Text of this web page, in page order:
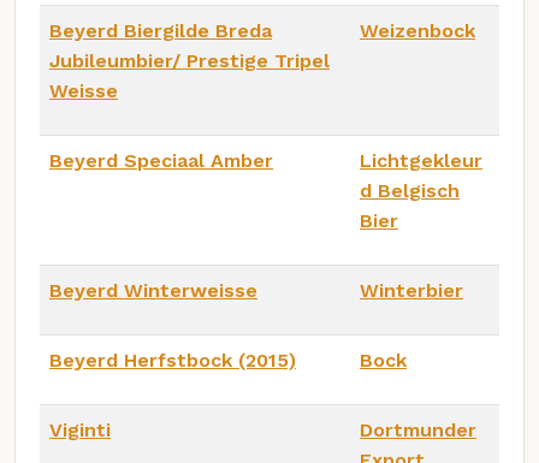
Beyerd Biergilde Breda
Jubileumbier/ Prestige Tripel
Weisse
Weizenbock
Beyerd Speciaal Amber
Lichtgekleur
d Belgisch
Bier
Beyerd Winterweisse Winterbier
Beyerd Herfstbock (2015) Bock
Viginti
Dortmunder